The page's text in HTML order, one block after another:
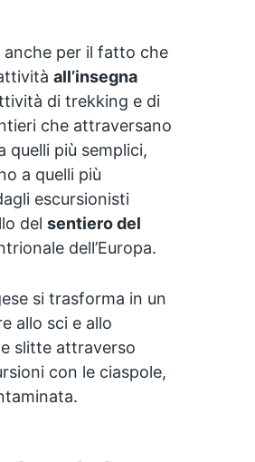
anche per il fatto che
all’insegna
di trekking e di
che attraversano
quelli più semplici,
a quelli più
escursionisti
del sentiero del
dell’Europa.
si trasforma in un
allo sci e allo
slitte attraverso
con le ciaspole,